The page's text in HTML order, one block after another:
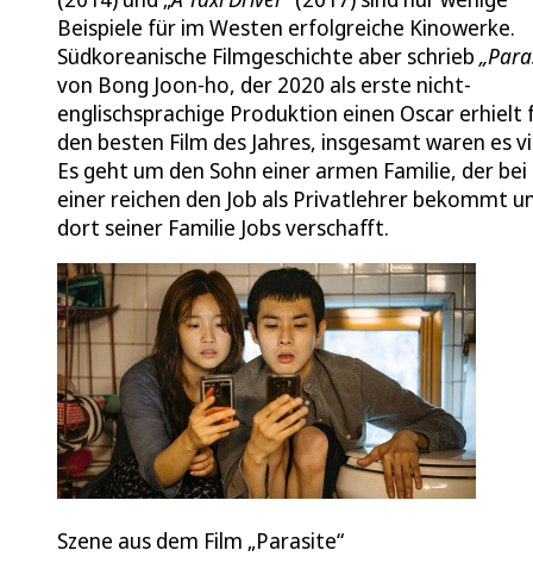
Beispiele für im Westen erfolgreiche Kinowerke.
Südkoreanische Filmgeschichte aber schrieb
von Bong Joon-ho, der 2020 als erste nicht-
englischsprachige Produktion einen Oscar erhielt
den besten Film des Jahres, insgesamt waren es
Es geht um den Sohn einer armen Familie, der bei
einer reichen den Job als Privatlehrer bekommt
dort seiner Familie Jobs verschafft.
Szene aus dem Film „Parasite“